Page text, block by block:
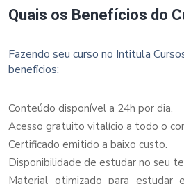
Quais os Benefícios do
Fazendo seu curso no Intitula
benefícios:
Conteúdo disponível a 24h por dia.
Acesso gratuito vitalício a todo o
Certificado emitido a baixo custo.
Disponibilidade de estudar no seu
Material otimizado para estudar